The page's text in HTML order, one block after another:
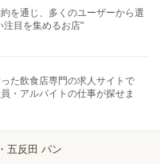
を通じ、多くのユーザーから選
注目を集めるお店"
った飲食店専門の求人サイトで
・アルバイトの仕事が探せま
五反田 パン